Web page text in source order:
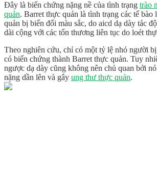
Đây là biến chứng nặng nề của tình trạng trào
quản. Barret thực quản là tình trạng các tế
quản bị biến đổi màu sắc, do aicd dạ dày tác
dài cộng với các tổn thương liên tục do loét
Theo nghiên cứu, chỉ có một tỷ lệ nhỏ người
có biến chứng thành Barret thực quản. Tuy
ngược dạ dày cũng không nên chủ quan bởi
nặng dần lên và gây ung thư thực quản.